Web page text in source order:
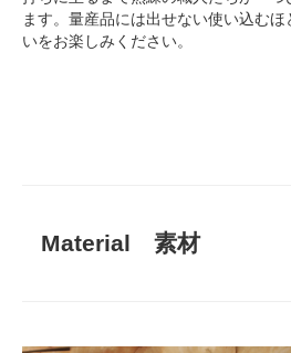
ます。量産品には出せない使い込む
いをお楽しみください。
Material 素材